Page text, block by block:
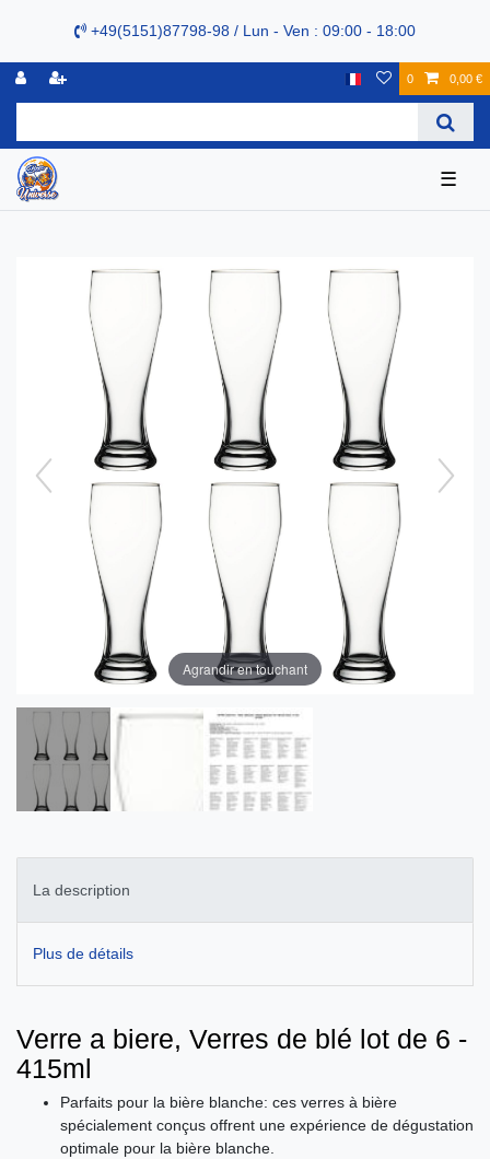
+49(5151)87798-98 / Lun - Ven : 09:00 - 18:00
0 0,00 €
☰
Agrandir en touchant
La description
Plus de détails
Verre a biere, Verres de blé lot de 6 -
415ml
Parfaits pour la bière blanche: ces verres à bière
spécialement conçus offrent une expérience de dégustation
optimale pour la bière blanche.